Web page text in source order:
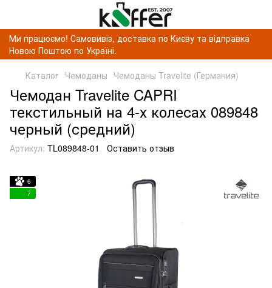
Ми працюємо! Самовивіз, доставка по Києву та відправка
Новою Поштою по Україні.
Каталог Чемоданы Чемоданы Travelite (Германия)
Чемодан Travelite CAPRI
текстильный на 4-х колесах 089848
черный (средний)
Артикул: TL089848-01 Оставить отзыв
6
7